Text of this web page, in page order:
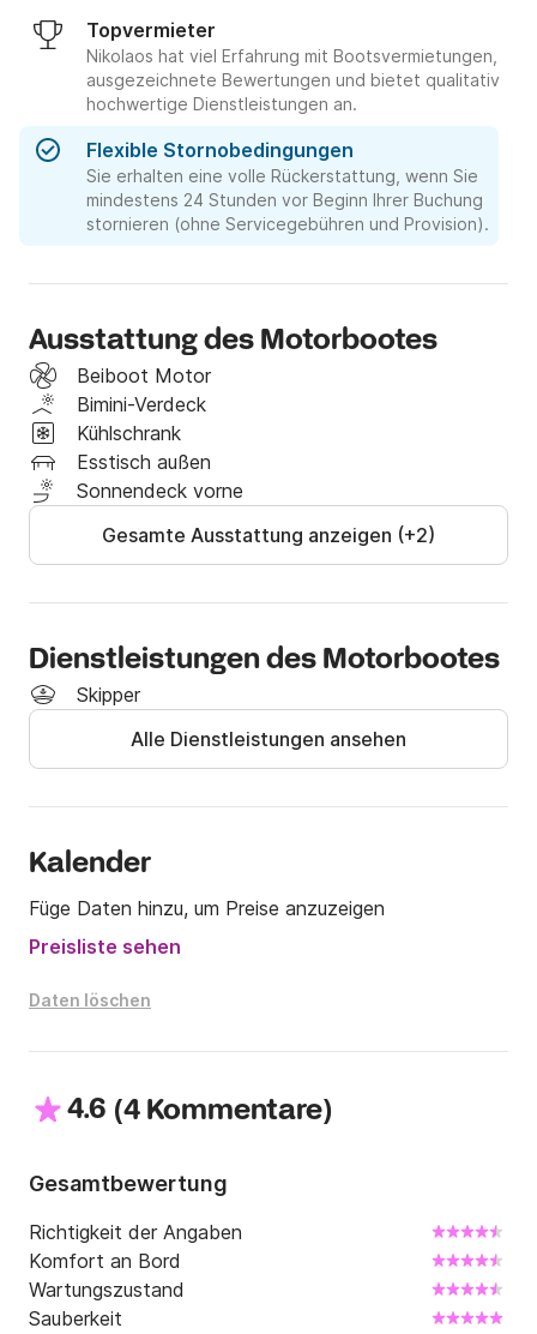
Topvermieter
Nikolaos hat viel Erfahrung mit Bootsvermietungen,
ausgezeichnete Bewertungen und bietet qualitativ
hochwertige Dienstleistungen an.
Flexible Stornobedingungen
Sie erhalten eine volle Rückerstattung, wenn Sie
mindestens 24 Stunden vor Beginn Ihrer Buchung
stornieren (ohne Servicegebühren und Provision).
Ausstattung des Motorbootes
Beiboot Motor
Bimini-Verdeck
Kühlschrank
Esstisch außen
Sonnendeck vorne
Gesamte Ausstattung anzeigen (+2)
Dienstleistungen des Motorbootes
Skipper
Alle Dienstleistungen ansehen
Kalender
Füge Daten hinzu, um Preise anzuzeigen
Preisliste sehen
Daten löschen
4.6 (4 Kommentare)
Gesamtbewertung
Richtigkeit der Angaben
Komfort an Bord
Wartungszustand
Sauberkeit